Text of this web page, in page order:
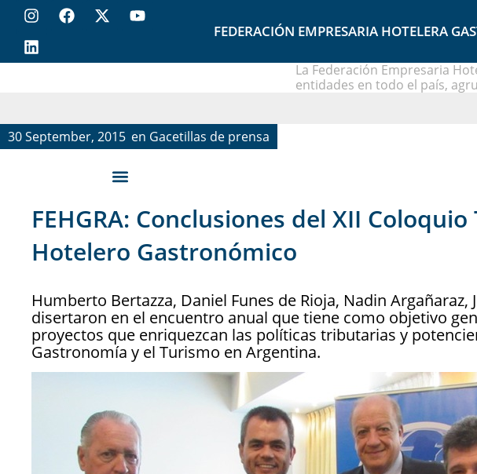
FEDERACIÓN EMPRESARIA HOTELERA
La Federación Empresaria
entidades en todo el país,
30 September, 2015 en Gacetillas de prensa
FEHGRA: Conclusiones del XII
Hotelero Gastronómico
Humberto Bertazza, Daniel Funes de Rioja, Nadin Argañaraz,
disertaron en el encuentro anual que tiene como objetivo
proyectos que enriquezcan las políticas tributarias y
Gastronomía y el Turismo en Argentina.